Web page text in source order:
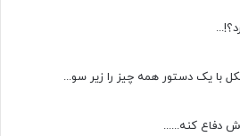
با یک دستور همه چیز را زیر سو...
دفاع کنه......